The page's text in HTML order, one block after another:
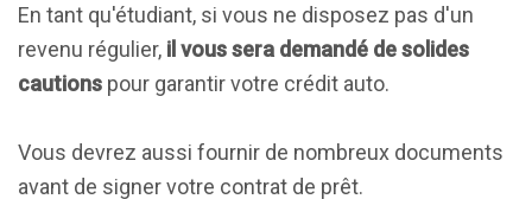
En tant qu'étudiant, si vous ne disposez pas d'un
revenu régulier, il vous sera demandé de solides
cautions pour garantir votre crédit auto.
Vous devrez aussi fournir de nombreux documents
avant de signer votre contrat de prêt.